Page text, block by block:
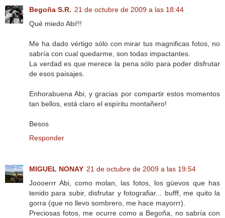
Begoña S.R. 21 de octubre de 2009 a las 18:44
Qué miedo Abi!!!
Me ha dado vértigo sólo con mirar tus magnificas fotos, no
sabría con cual quedarme, son todas impactantes.
La verdad es que merece la pena sólo para poder disfrutar
de esos paisajes.
Enhorabuena Abi, y gracias por compartir estos momentos
tan bellos, está claro el espíritu montañero!
Besos
Responder
MIGUEL NONAY 21 de octubre de 2009 a las 19:54
Joooerrr Abi, como molan, las fotos, los güevos que has
tenido para subir, disfrutar y fotografiar... bufff, me quito la
gorra (que no llevo sombrero, me hace mayorrr).
Preciosas fotos, me ocurre como a Begoña, no sabría con